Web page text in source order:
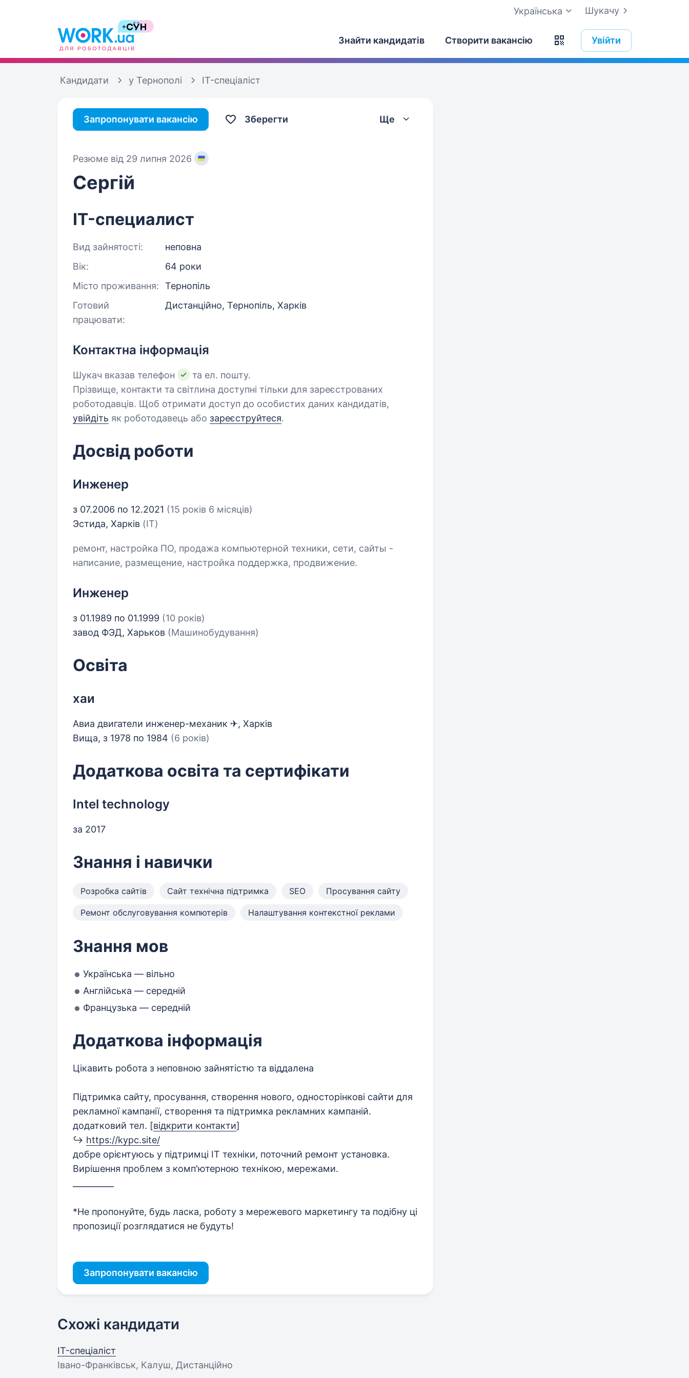
Шукачу
Українська
Знайти кандидатів Створити вакансію Увійти
Кандидати у Тернополі IT-спеціаліст
Запропонувати вакансію Зберегти Ще
Резюме від 29 липня 2026
Сергій
IT-специалист
Вид зайнятості:
неповна
Вік:
64 роки
Місто проживання:
Тернопіль
Готовий
працювати:
Дистанційно, Тернопіль, Харків
Контактна інформація
Шукач вказав телефон
та ел. пошту.
Прізвище, контакти та світлина доступні тільки для зареєстрованих
роботодавців. Щоб отримати доступ до особистих даних кандидатів,
увійдіть як роботодавець або зареєструйтеся.
Досвід роботи
Инженер
з 07.2006 по 12.2021 (15 років 6 місяців)
Эстида, Харків (IT)
ремонт, настройка ПО, продажа компьютерной техники, сети, сайты -
написание, размещение, настройка поддержка, продвижение.
Инженер
з 01.1989 по 01.1999 (10 років)
завод ФЭД, Харьков (Машинобудування)
Освіта
хаи
Авиа двигатели инженер-механик ✈, Харків
Вища, з 1978 по 1984 (6 років)
Додаткова освіта та сертифікати
Intel technology
за 2017
Знання і навички
Розробка сайтів Сайт технічна підтримка SEO Просування сайту
Ремонт обслуговування компютерів Налаштування контекстної реклами
Знання мов
Українська — вільно
Англійська — середній
Французька — середній
Додаткова інформація
Цікавить робота з неповною зайнятістю та віддалена
Підтримка сайту, просування, створення нового, односторінкові сайти для
рекламної кампанії, створення та підтримка рекламних кампаній.
додатковий тел. [відкрити контакти]
↪︎ https://kypc.site/
добре орієнтуюсь у підтримці IT техніки, поточний ремонт установка.
Вирішення проблем з комп'ютерною технікою, мережами.
*Не пропонуйте, будь ласка, роботу з мережевого маркетингу та подібну ці
пропозиції розглядатися не будуть!
Запропонувати вакансію
Схожі кандидати
IT-спеціаліст
Івано-Франківськ, Калуш, Дистанційно